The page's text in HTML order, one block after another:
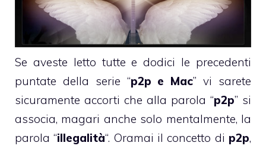
Se aveste letto tutte e dodici le precedenti
puntate della serie “p2p e Mac” vi sarete
sicuramente accorti che alla parola “p2p” si
associa, magari anche solo mentalmente, la
parola “illegalità“. Oramai il concetto di p2p,